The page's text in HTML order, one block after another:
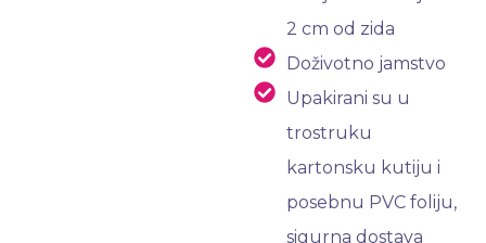
2 cm od zida
Doživotno jamstvo
Upakirani su u
trostruku
kartonsku kutiju i
posebnu PVC foliju,
sigurna dostava